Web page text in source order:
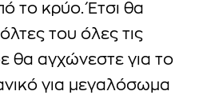
το κρύο. Έτσι θα
του όλες τις
θα αγχώνεστε για το
για μεγαλόσωμα